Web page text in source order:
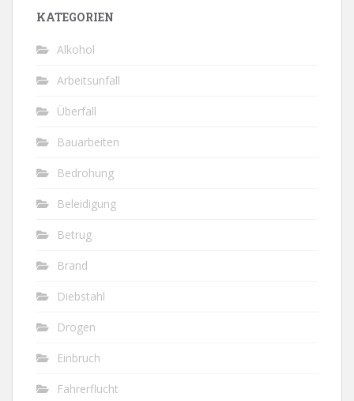
KATEGORIEN
Alkohol
Arbeitsunfall
Überfall
Bauarbeiten
Bedrohung
Beleidigung
Betrug
Brand
Diebstahl
Drogen
Einbruch
Fahrerflucht